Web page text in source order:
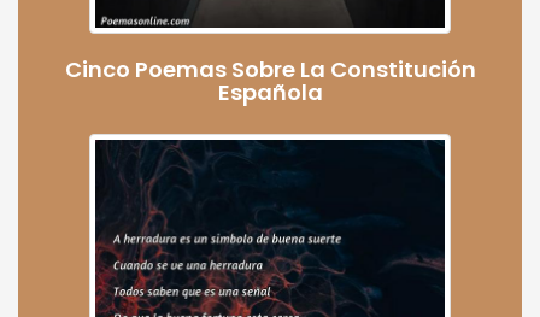
Cinco Poemas Sobre La Constitución
Española